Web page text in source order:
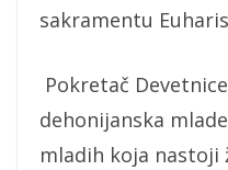
sakramentu
Pokretač
dehonijanska
mladih koja nastoji